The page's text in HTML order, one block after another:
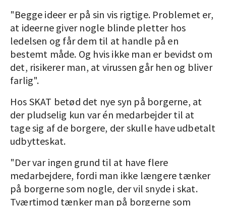
"Begge ideer er på sin vis rigtige. Problemet er,
at ideerne giver nogle blinde pletter hos
ledelsen og får dem til at handle på en
bestemt måde. Og hvis ikke man er bevidst om
det, risikerer man, at virussen går hen og bliver
farlig".
Hos SKAT betød det nye syn på borgerne, at
der pludselig kun var én medarbejder til at
tage sig af de borgere, der skulle have udbetalt
udbytteskat.
"Der var ingen grund til at have flere
medarbejdere, fordi man ikke længere tænker
på borgerne som nogle, der vil snyde i skat.
Tværtimod tænker man på borgerne som